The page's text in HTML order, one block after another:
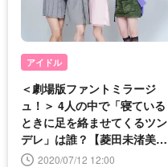
アイドル
＜劇場版ファントミラージ
ュ！＞ 4人の中で「寝ている
ときに足を絡ませてくるツン
デレ」は誰？【菱田未渚美・
山口綺羅・原田都愛・石井蘭
2020/07/12 12:00